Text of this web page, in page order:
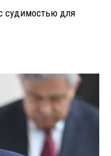
судимостью для